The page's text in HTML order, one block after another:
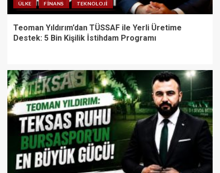
ÜLKE FINANS TEKNOLOJI
Teoman Yıldırım’dan TÜSSAF ile Yerli Üretime
Destek: 5 Bin Kişilik İstihdam Programı